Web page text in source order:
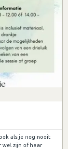
als je nog nooit
wel zijn of haar